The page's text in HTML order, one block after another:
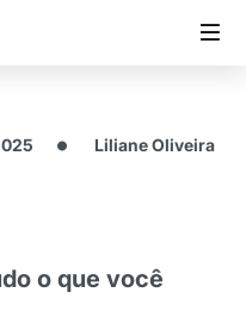
Liliane Oliveira
o que você